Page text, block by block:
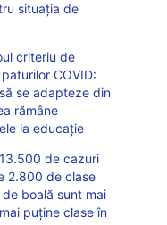
situația de
criteriu de
COVID:
se adapteze din
rămâne
la educație
de cazuri
2.800 de clase
boală sunt mai
puține clase în